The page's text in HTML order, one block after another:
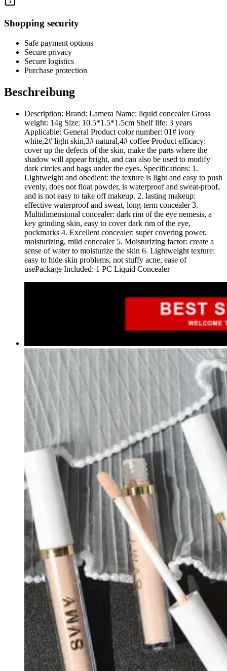
Shopping security
Safe payment options
Secure privacy
Secure logistics
Purchase protection
Beschreibung
Description: Brand: Lamera Name: liquid concealer Gross
weight: 14g Size: 10.5*1.5*1.5cm Shelf life: 3 years
Applicable: General Product color number: 01# ivory
white,2# light skin,3# natural,4# coffee Product efficacy:
cover up the defects of the skin, make the parts where the
shadow will appear bright, and can also be used to modify
dark circles and bags under the eyes. Specifications: 1.
Lightweight and obedient: the texture is light and easy to push
evenly, does not float powder, is waterproof and sweat-proof,
and is not easy to take off makeup. 2. lasting makeup:
effective waterproof and sweat, long-term concealer 3.
Multidimensional concealer: dark rim of the eye nemesis, a
key grinding skin, easy to cover dark rim of the eye,
pockmarks 4. Excellent concealer: super covering power,
moisturizing, mild concealer 5. Moisturizing factor: create a
sense of water to moisturize the skin 6. Lightweight texture:
easy to hide skin problems, not stuffy acne, ease of
usePackage Included: 1 PC Liquid Concealer